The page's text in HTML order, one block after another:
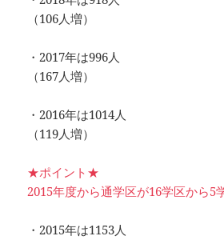
（106人増）
・2017年は996人
（167人増）
・2016年は1014人
（119人増）
★ポイント★
2015年度から通学区が16学区から5
・2015年は1153人